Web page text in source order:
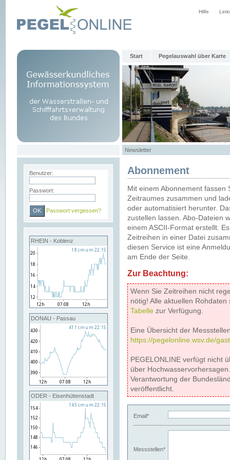
Hilfe
Start Pegelauswahl über Karte
Newsletter
Benutzer:
Passwort:
Passwort vergessen?
RHEIN - Koblenz
DONAU - Passau
ODER - Eisenhüttenstadt
Abonnement
Mit einem Abonnement
Zeitraumes zusammen und
oder automatisiert herunter.
zustellen lassen. Abo-Dateien
einem ASCII-Format erstellt.
Zeitreihen in einer Datei
diesen Service ist eine
am Ende der Seite.
Zur Beachtung:
Wenn Sie Zeitreihen nicht
nötig! Alle aktuellen
Tabelle zur Verfügung.
Eine Übersicht der
https://pegelonline.wsv.de/
PEGELONLINE verfügt nicht
über
Verantwortung der
veröffentlicht.
Email*
Messstellen*